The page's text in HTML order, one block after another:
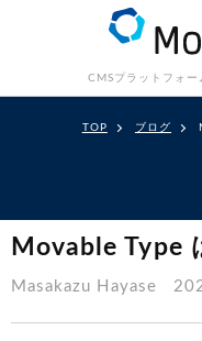
CMSプラットフォ
TOP ブログ
Movable Type
Masakazu Hayase